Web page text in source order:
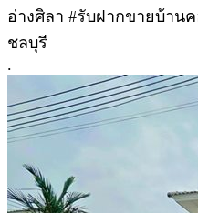
อ่างศิลา #รับฝากขายบ้าน
ชลบุรี
.